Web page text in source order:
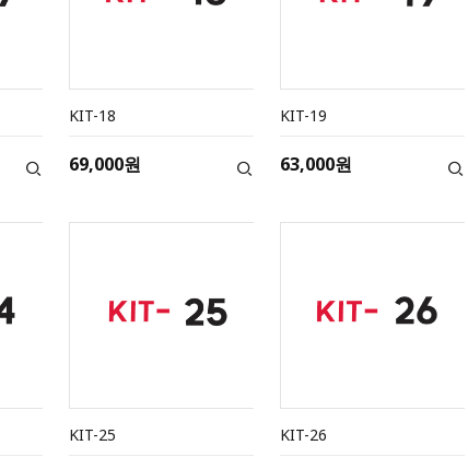
KIT-18
69,000원
KIT-19
63,000원
KIT-25 KIT-26